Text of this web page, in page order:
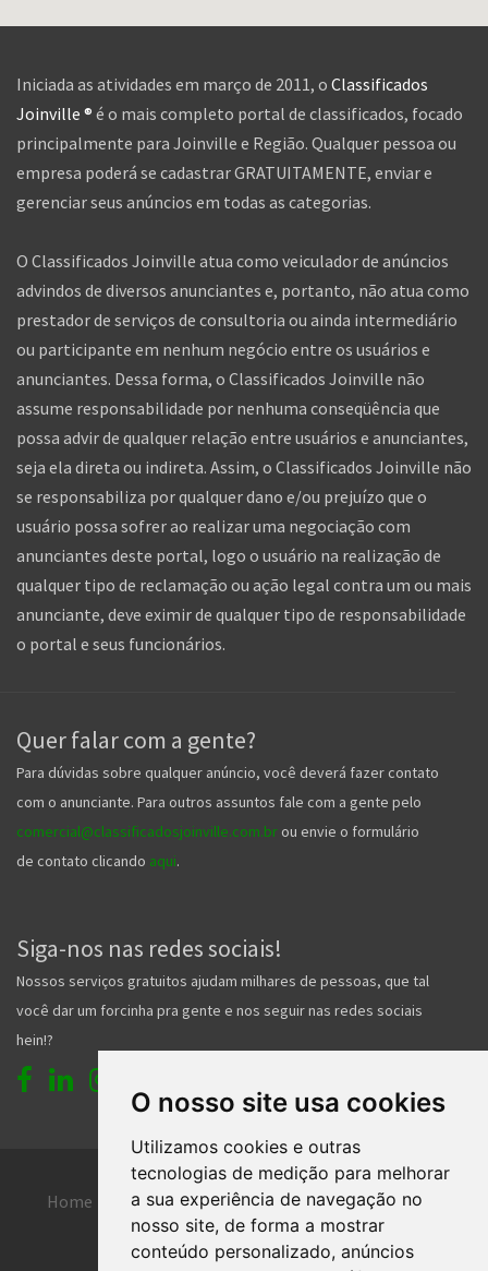
O nosso site usa cookies
Utilizamos cookies e outras
tecnologias de medição para melhorar
a sua experiência de navegação no
nosso site, de forma a mostrar
conteúdo personalizado, anúncios
Iniciada as atividades em março de 2011, o Classificados
Joinville ® é o mais completo portal de classificados, focado
principalmente para Joinville e Região. Qualquer pessoa ou
empresa poderá se cadastrar GRATUITAMENTE, enviar e
gerenciar seus anúncios em todas as categorias.
O Classificados Joinville atua como veiculador de anúncios
advindos de diversos anunciantes e, portanto, não atua como
prestador de serviços de consultoria ou ainda intermediário
ou participante em nenhum negócio entre os usuários e
anunciantes. Dessa forma, o Classificados Joinville não
assume responsabilidade por nenhuma conseqüência que
possa advir de qualquer relação entre usuários e anunciantes,
seja ela direta ou indireta. Assim, o Classificados Joinville não
se responsabiliza por qualquer dano e/ou prejuízo que o
usuário possa sofrer ao realizar uma negociação com
anunciantes deste portal, logo o usuário na realização de
qualquer tipo de reclamação ou ação legal contra um ou mais
anunciante, deve eximir de qualquer tipo de responsabilidade
o portal e seus funcionários.
Quer falar com a gente?
Para dúvidas sobre qualquer anúncio, você deverá fazer contato
com o anunciante. Para outros assuntos fale com a gente pelo
comercial@classificadosjoinville.com.br ou envie o formulário
de contato clicando aqui.
Siga-nos nas redes sociais!
Nossos serviços gratuitos ajudam milhares de pessoas, que tal
você dar um forcinha pra gente e nos seguir nas redes sociais
hein!?
Home Entrar Faça seu cadastro
Contato Central de ajuda